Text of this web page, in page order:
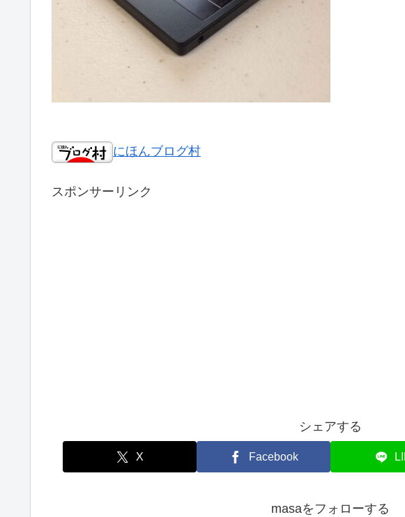
にほんブログ村
スポンサーリンク
シェアする
X Facebook
masaをフォローする